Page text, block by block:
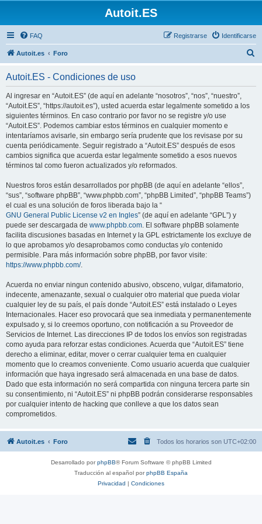
Autoit.ES
FAQ Identificarse
Registrarse
Autoit.es Foro
Autoit.ES - Condiciones de uso
Al ingresar en “Autoit.ES” (de aquí en adelante “nosotros”, “nos”, “nuestro”,
“Autoit.ES”, “https://autoit.es”), usted acuerda estar legalmente sometido a los
siguientes términos. En caso contrario por favor no se registre y/o use
“Autoit.ES”. Podemos cambiar estos términos en cualquier momento e
intentaríamos avisarle, sin embargo sería prudente que los revisase por su
cuenta periódicamente. Seguir registrado a “Autoit.ES” después de esos
cambios significa que acuerda estar legalmente sometido a esos nuevos
términos tal como fueron actualizados y/o reformados.
Nuestros foros están desarrollados por phpBB (de aquí en adelante “ellos”,
“sus”, “software phpBB”, “www.phpbb.com”, “phpBB Limited”, “phpBB Teams”)
el cual es una solución de foros liberada bajo la “
GNU General Public License v2 en Ingles” (de aquí en adelante “GPL”) y
puede ser descargada de www.phpbb.com. El software phpBB solamente
facilita discusiones basadas en Internet y la GPL estrictamente los excluye de
lo que aprobamos y/o desaprobamos como conductas y/o contenido
permisible. Para más información sobre phpBB, por favor visite:
https://www.phpbb.com/.
Acuerda no enviar ningun contenido abusivo, obsceno, vulgar, difamatorio,
indecente, amenazante, sexual o cualquier otro material que pueda violar
cualquier ley de su país, el país donde “Autoit.ES” está instalado o Leyes
Internacionales. Hacer eso provocará que sea inmediata y permanentemente
expulsado y, si lo creemos oportuno, con notificación a su Proveedor de
Servicios de Internet. Las direcciones IP de todos los envíos son registradas
como ayuda para reforzar estas condiciones. Acuerda que “Autoit.ES” tiene
derecho a eliminar, editar, mover o cerrar cualquier tema en cualquier
momento que lo creamos conveniente. Como usuario acuerda que cualquier
información que haya ingresado será almacenada en una base de datos.
Dado que esta información no será compartida con ninguna tercera parte sin
su consentimiento, ni “Autoit.ES” ni phpBB podrán considerarse responsables
por cualquier intento de hacking que conlleve a que los datos sean
comprometidos.
Autoit.es Foro Todos los horarios son UTC+02:00
Desarrollado porphpBB® Forum Software © phpBB Limited
Traducción al español porphpBB España
Privacidad | Condiciones